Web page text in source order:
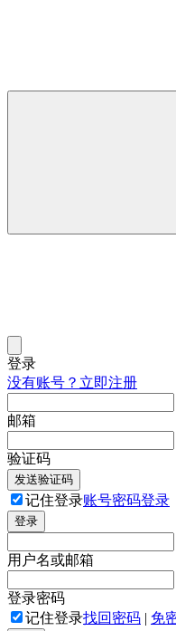
登录
没有账号？立即注册
邮箱
验证码
发送验证码
记住登录账号密码登录
登录
用户名或邮箱
登录密码
记住登录找回密码 | 免